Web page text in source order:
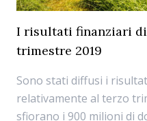
I risultati finanziari di
trimestre 2019
Sono stati diffusi i
relativamente al terzo
sfiorano i 900 milioni di